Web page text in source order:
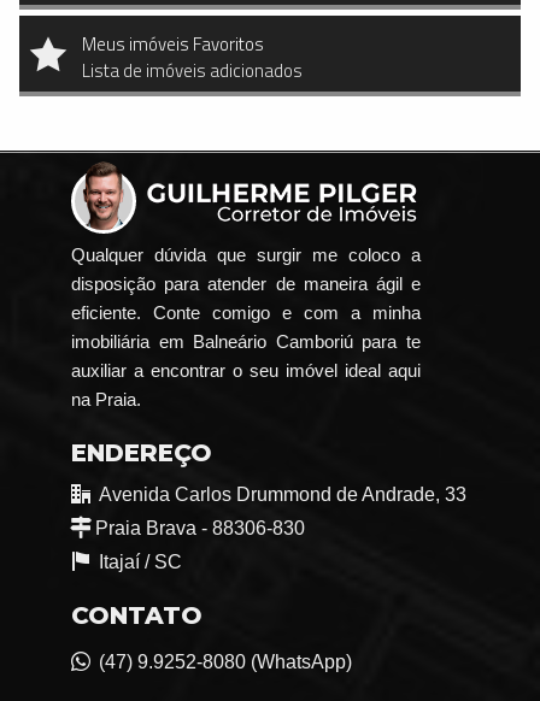
Meus imóveis Favoritos
Lista de imóveis adicionados
Qualquer dúvida que surgir me coloco a
disposição para atender de maneira ágil e
eficiente. Conte comigo e com a minha
imobiliária em Balneário Camboriú para te
auxiliar a encontrar o seu imóvel ideal aqui
na Praia.
ENDEREÇO
Avenida Carlos Drummond de Andrade, 33
Praia Brava - 88306-830
Itajaí / SC
CONTATO
(47) 9.9252-8080 (WhatsApp)